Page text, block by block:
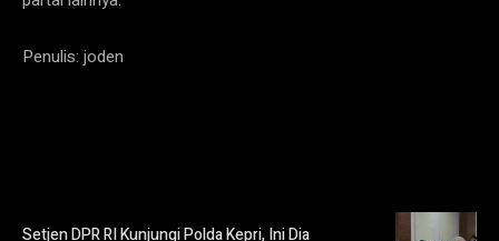
Penulis: joden
Setjen DPR RI Kunjungi Polda Kepri, Ini Dia